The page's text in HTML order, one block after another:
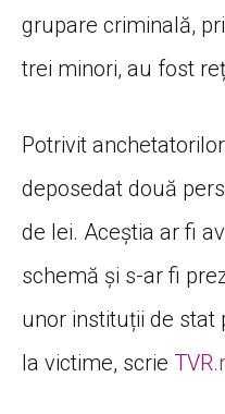
grupare criminală,
trei minori, au fost
Potrivit
deposedat două
de lei. Aceștia ar fi
schemă și s-ar fi
unor instituții de stat
la victime, scrie